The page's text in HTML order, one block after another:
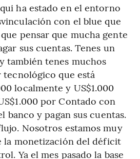
ha estado en el entorno
con el blue que
pensar que mucha gente
sus cuentas. Tenes un
también tenes muchos
que está
localmente y US$1.000
por Contado con
banco y pagan sus cuentas.
Nosotros estamos muy
la monetización del déficit
Ya el mes pasado la base